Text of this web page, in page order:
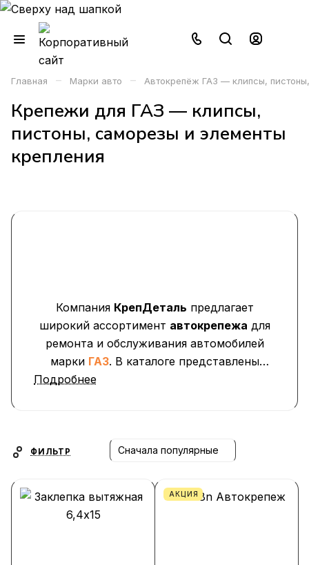
Главная – Марки авто – Автокрепёж ГАЗ — клипсы,
Крепежи для ГАЗ — клипсы,
пистоны, саморезы и элементы
крепления
Компания КрепДеталь предлагает
широкий ассортимент автокрепежа для
ремонта и обслуживания автомобилей
марки ГАЗ . В каталоге представлены
клипсы, пистоны, фиксаторы, заглушки,
облицовок и пластиковых панелей.
Подробнее
ФИЛЬТР Сначала популярные
АКЦИЯ